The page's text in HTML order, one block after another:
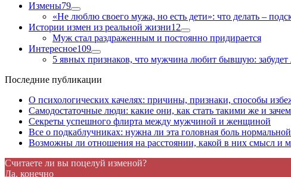
Измены79
«Не люблю своего мужа, но есть дети»: что делать –
Истории измен из реальной жизни12
Муж стал раздраженным и постоянно придирается
Интересное109
5 явных признаков, что мужчина любит бывшую: забудет
Последние публикации
О психологических качелях: причины, признаки, способы
Самодостаточные люди: какие они, как стать такими же и
Секреты успешного флирта между мужчиной и женщиной
Все о подкаблучниках: нужна ли эта головная боль
Возможны ли отношения на расстоянии, какой в них смысл и
Считаете ли вы поцелуй изменой?
Да, конечно